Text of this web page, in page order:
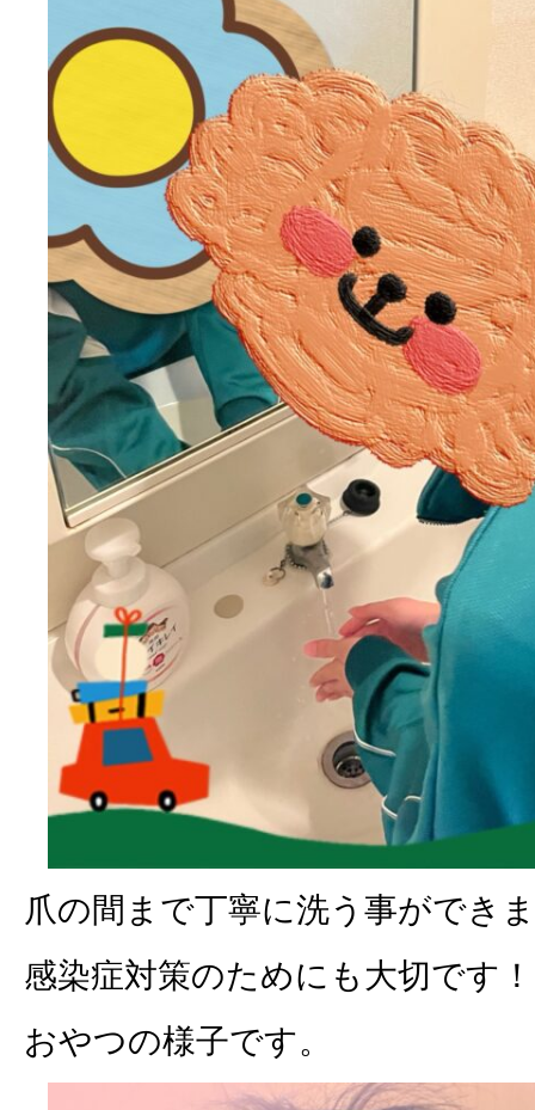
爪の間まで丁寧に洗う事ができ
感染症対策のためにも大切です！
おやつの様子です。